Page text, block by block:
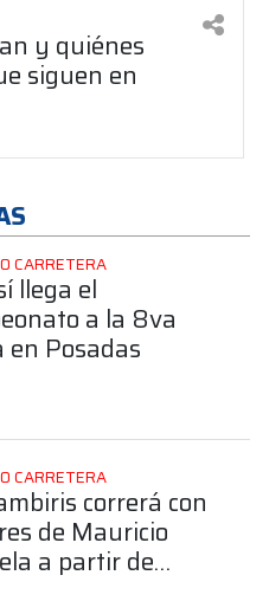
y quiénes
siguen en
CARRETERA
llega el
a la 8va
en Posadas
CARRETERA
correrá con
de Mauricio
a partir de